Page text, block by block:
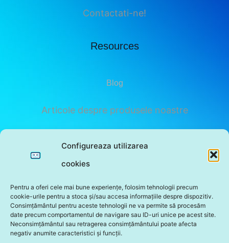
Configureaza utilizarea
cookies
Pentru a oferi cele mai bune experiențe, folosim tehnologii precum
cookie-urile pentru a stoca și/sau accesa informațiile despre dispozitiv.
Consimțământul pentru aceste tehnologii ne va permite să procesăm
date precum comportamentul de navigare sau ID-uri unice pe acest site.
Neconsimțământul sau retragerea consimțământului poate afecta
negativ anumite caracteristici și funcții.
Contactati-ne!
Resources
Blog
Articole despre produsele noastre
Sunt de acord cu politica de confidentialitate a